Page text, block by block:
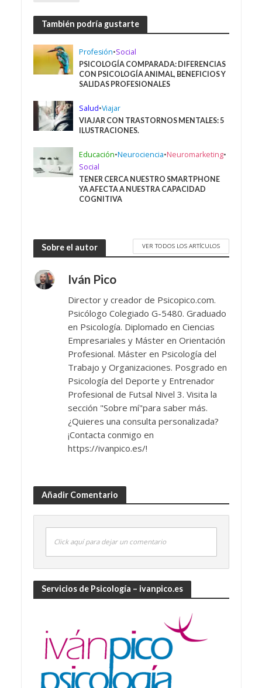
También podría gustarte
Profesión•Social
PSICOLOGÍA COMPARADA: DIFERENCIAS
CON PSICOLOGÍA ANIMAL, BENEFICIOS Y
SALIDAS PROFESIONALES
Salud•Viajar
VIAJAR CON TRASTORNOS MENTALES: 5
ILUSTRACIONES.
Educación•Neurociencia•Neuromarketing•
Social
TENER CERCA NUESTRO SMARTPHONE
YA AFECTA A NUESTRA CAPACIDAD
COGNITIVA
Sobre el autor VER TODOS LOS ARTÍCULOS
Iván Pico
Director y creador de Psicopico.com.
Psicólogo Colegiado G-5480. Graduado
en Psicología. Diplomado en Ciencias
Empresariales y Máster en Orientación
Profesional. Máster en Psicología del
Trabajo y Organizaciones. Posgrado en
Psicología del Deporte y Entrenador
Profesional de Futsal Nivel 3. Visita la
sección "Sobre mí"para saber más.
¿Quieres una consulta personalizada?
¡Contacta conmigo en
https://ivanpico.es/!
Añadir Comentario
Click aquí para dejar un comentario
Servicios de Psicología – ivanpico.es